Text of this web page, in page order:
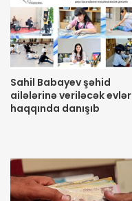
Sahil Babayev şəhid
ailələrinə veriləcək evlər
haqqında danışıb